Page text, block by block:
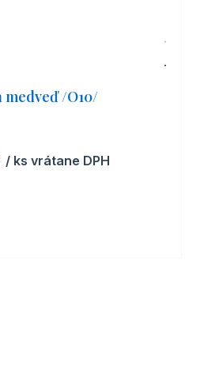
medveď /O10/
/ ks vrátane DPH